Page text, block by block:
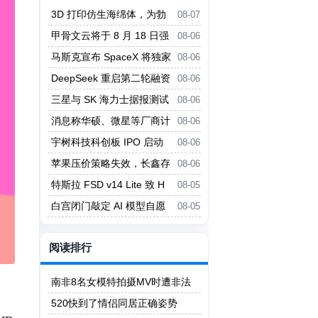
08-07
3D 打印仿生海绵体，为勃
起功能障碍提供新疗法
08-06
甲骨文云将于 8 月 18 日强
制实行新 Always-Free 限制
08-06
马斯克宣布 SpaceX 将独家
采用英伟达 AI 架构
08-06
DeepSeek 重启第二轮融资
投前估值 5000 亿元
08-06
三星与 SK 海力士据报测试
中微设备 对冲美国出口管制风险
08-06
消息称华硕、微星等厂商计
划 Q3 上调主板价格
08-06
宇树科技科创板 IPO 启动
询价
08-06
苹果压价策略失效，长鑫存
储拒绝压价
08-05
特斯拉 FSD v14 Lite 致 H
W3 自动驾驶电脑过热故障
08-05
白宫闭门敲定 AI 模型自愿
评估框架，细节不公开
阅读排行
南非8名女模特拍摄MV时遭非法
矿工轮奸
520快到了情侣同居正确姿势